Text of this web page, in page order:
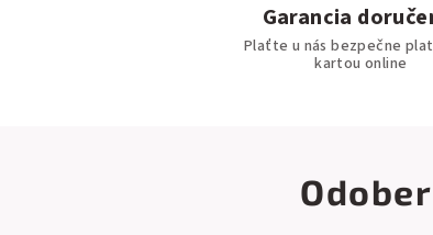
Garancia
Plaťte u nás bezpečne
kartou online